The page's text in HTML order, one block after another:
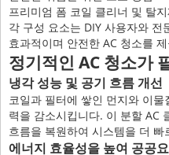
프리미엄 폼 코일 클리너 및 탈지
각 구성 요소는 DIY 사용자와 전
효과적이며 안전한 AC 청소를
정기적인 AC 청소가
냉각 성능 및 공기 흐름 개선
코일과 필터에 쌓인 먼지와 이
력을 감소시킵니다. 이 분할 AC
흐름을 복원하여 시스템을 더
에너지 효율성을 높여 공공